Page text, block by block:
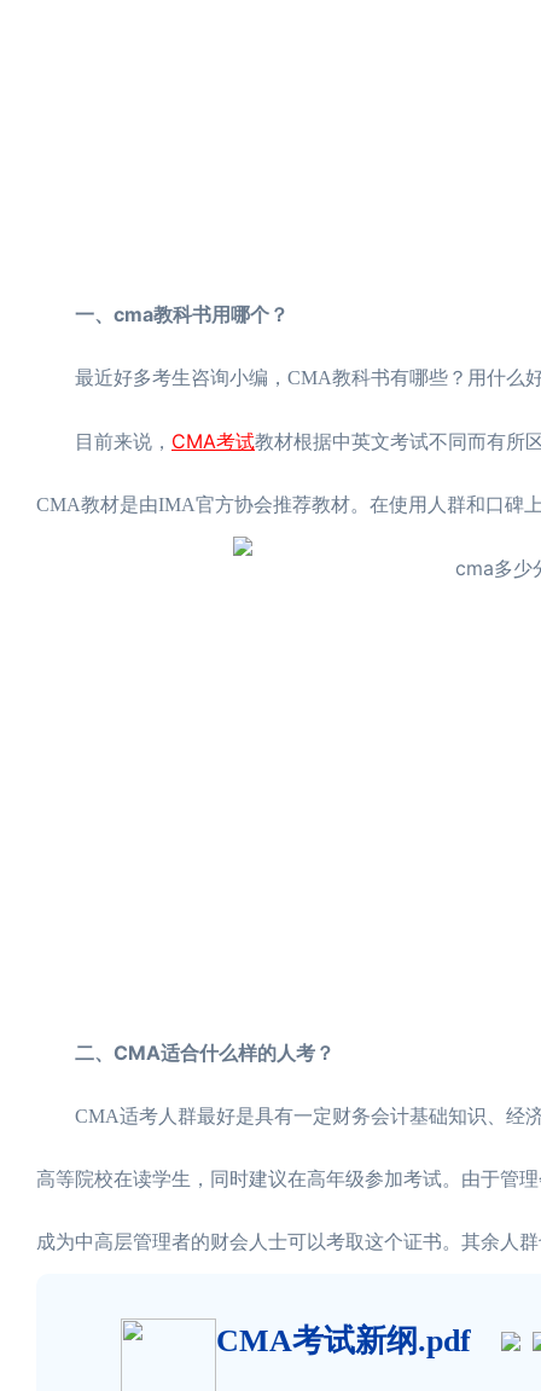
一、cma教科书用哪个？
最近好多考生咨询小编，CMA教科书有哪些？用什么
目前来说， CMA考试教材根据中英文考试不同而有所
CMA教材是由IMA官方协会推荐教材。在使用人群和口碑
二、CMA适合什么样的人考？
CMA适考人群最好是具有一定财务会计基础知识、经
高等院校在读学生，同时建议在高年级参加考试。由于管
成为中高层管理者的财会人士可以考取这个证书。其余人
CMA考试新纲.pdf